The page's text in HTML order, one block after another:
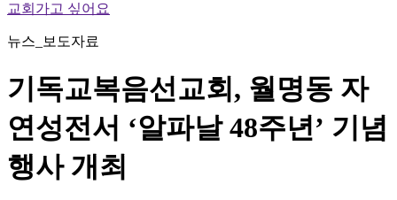
교회가고 싶어요
뉴스_보도자료
기독교복음선교회, 월명동 자
연성전서 ‘알파날 48주년’ 기념
행사 개최